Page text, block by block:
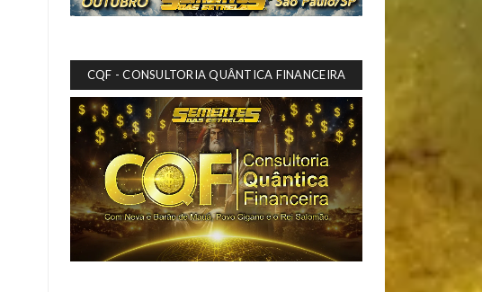
CQF - CONSULTORIA QUÂNTICA FINANCEIRA